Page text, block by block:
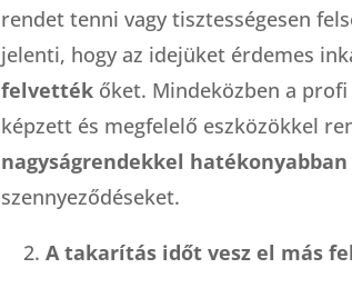
rendet tenni vagy tisztességesen
jelenti, hogy az idejüket érdemes
felvették őket. Mindeközben a
képzett és megfelelő eszközökkel
nagyságrendekkel hatékonyabban
szennyeződéseket.
A takarítás időt vesz el más